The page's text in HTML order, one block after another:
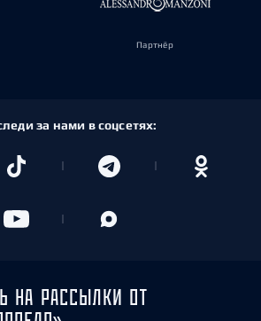
Партнёр
за нами в соцсетях:
НА РАССЫЛКИ ОТ